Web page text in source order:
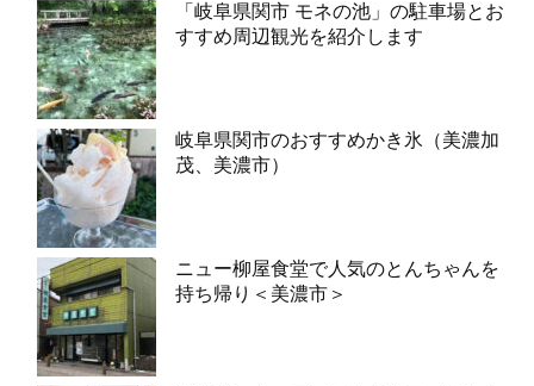
「岐阜県関市 モネの池」の駐車場とお
すすめ周辺観光を紹介します
岐阜県関市のおすすめかき氷（美濃加
茂、美濃市）
ニュー柳屋食堂で人気のとんちゃんを
持ち帰り＜美濃市＞